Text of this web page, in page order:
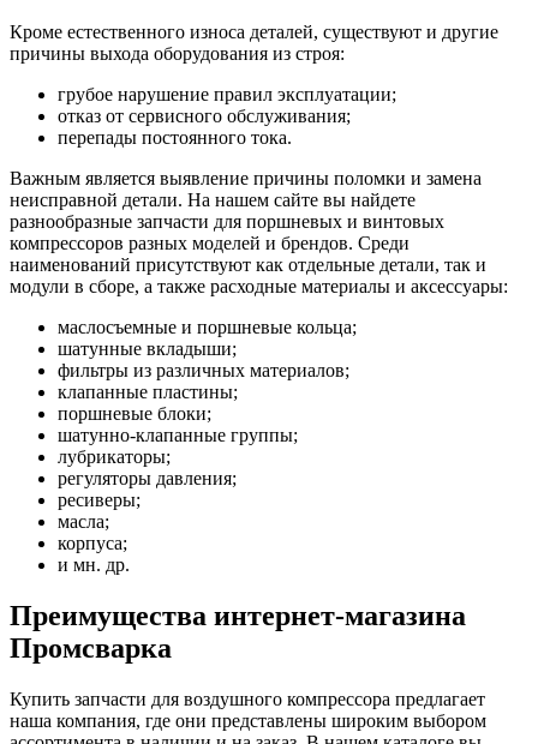
Кроме естественного износа деталей, существуют и другие
причины выхода оборудования из строя:
грубое нарушение правил эксплуатации;
отказ от сервисного обслуживания;
перепады постоянного тока.
Важным является выявление причины поломки и замена
неисправной детали. На нашем сайте вы найдете
разнообразные запчасти для поршневых и винтовых
компрессоров разных моделей и брендов. Среди
наименований присутствуют как отдельные детали, так и
модули в сборе, а также расходные материалы и аксессуары:
маслосъемные и поршневые кольца;
шатунные вкладыши;
фильтры из различных материалов;
клапанные пластины;
поршневые блоки;
шатунно-клапанные группы;
лубрикаторы;
регуляторы давления;
ресиверы;
масла;
корпуса;
и мн. др.
Преимущества интернет-магазина
Промсварка
Купить запчасти для воздушного компрессора предлагает
наша компания, где они представлены широким выбором